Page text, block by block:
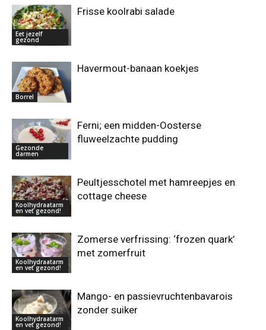
Eet jezelf
gezond
Frisse koolrabi salade
Borrel
Havermout-banaan koekjes
Gezonde
darmen
Ferni; een midden-Oosterse
fluweelzachte pudding
Koolhydraatarm
en vet gezond!
Peultjesschotel met hamreepjes en
cottage cheese
Koolhydraatarm
en vet gezond!
Zomerse verfrissing: ‘frozen quark’
met zomerfruit
Koolhydraatarm
en vet gezond!
Mango- en passievruchtenbavarois
zonder suiker